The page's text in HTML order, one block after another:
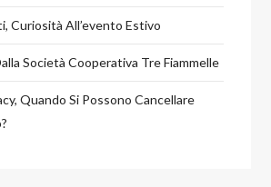
Curiosità All’evento Estivo
Società Cooperativa Tre Fiammelle
Quando Si Possono Cancellare